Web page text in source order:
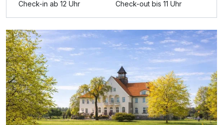
Ausstattung
Check-in ab 12 Uhr Check-out bis 11 Uhr